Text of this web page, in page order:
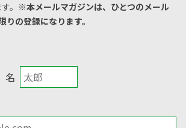
。 ※本メールマガジンは、ひとつのメール
りの登録になります。
名